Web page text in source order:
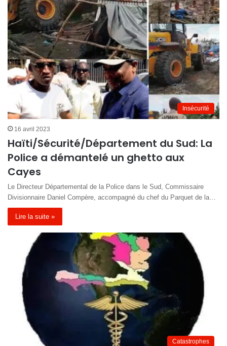
Insécurité
16 avril 2023
Haïti/Sécurité/Département du Sud: La
Police a démantelé un ghetto aux
Cayes
Le Directeur Départemental de la Police dans le Sud, Commissaire
Divisionnaire Daniel Compère, accompagné du chef du Parquet de la…
Lire la suite »
Catastrophes